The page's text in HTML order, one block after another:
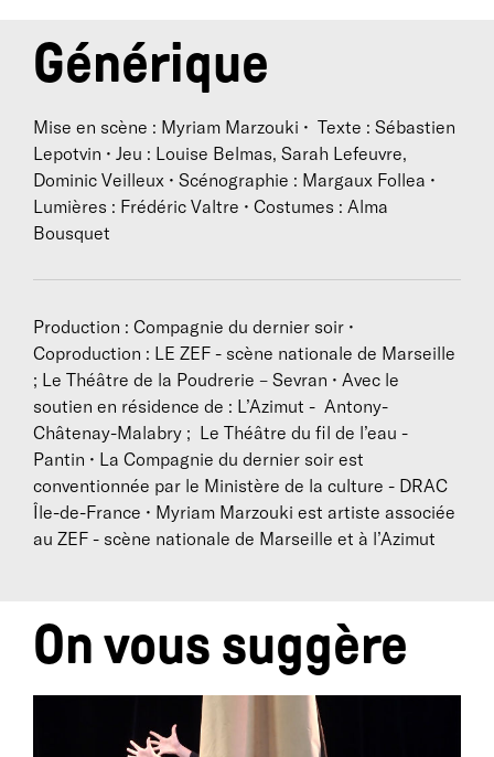
Générique
Mise en scène : Myriam Marzouki • Texte : Sébastien
Lepotvin • Jeu : Louise Belmas, Sarah Lefeuvre,
Dominic Veilleux • Scénographie : Margaux Follea •
Lumières : Frédéric Valtre • Costumes : Alma
Bousquet
Production : Compagnie du dernier soir •
Coproduction : LE ZEF - scène nationale de Marseille
; Le Théâtre de la Poudrerie – Sevran • Avec le
soutien en résidence de : L’Azimut - Antony-
Châtenay-Malabry ; Le Théâtre du fil de l’eau -
Pantin • La Compagnie du dernier soir est
conventionnée par le Ministère de la culture - DRAC
Île-de-France • Myriam Marzouki est artiste associée
au ZEF - scène nationale de Marseille et à l’Azimut
On vous suggère